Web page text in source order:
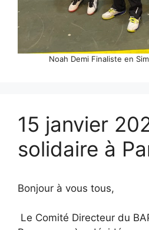
Noah Demi Finaliste en
15 janvier
solidaire à
Bonjour à vous tous,
Le Comité Directeur du